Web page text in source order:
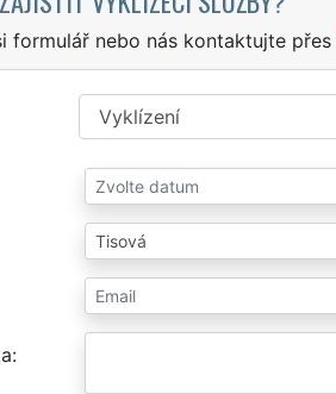
formulář nebo nás kontaktujte přes